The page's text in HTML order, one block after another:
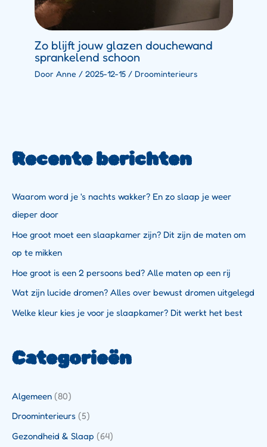
Zo blijft jouw glazen douchewand
sprankelend schoon
Door Anne / 2025-12-15 / Droominterieurs
Recente berichten
Waarom word je 's nachts wakker? En zo slaap je weer
dieper door
Hoe groot moet een slaapkamer zijn? Dit zijn de maten om
op te mikken
Hoe groot is een 2 persoons bed? Alle maten op een rij
Wat zijn lucide dromen? Alles over bewust dromen uitgelegd
Welke kleur kies je voor je slaapkamer? Dit werkt het best
Categorieën
Algemeen (80)
Droominterieurs (5)
Gezondheid & Slaap (64)